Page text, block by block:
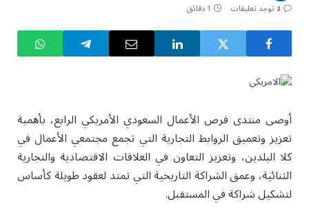
لا توجد تعليقات
1 دقائق
أوصى منتدى فرص الأعمال السعودي الأمريكي الرابع، بأهمية
تعزيز وتعميق الروابط التجارية التي تجمع مجتمعي الأعمال في
كلا البلدين، وتعزيز التعاون في العلاقات الاقتصادية والتجارية
الثنائية، وعمق الشراكة التاريخية التي تمتد لعقود طويلة كأساس
لتشكيل شراكة في المستقبل.